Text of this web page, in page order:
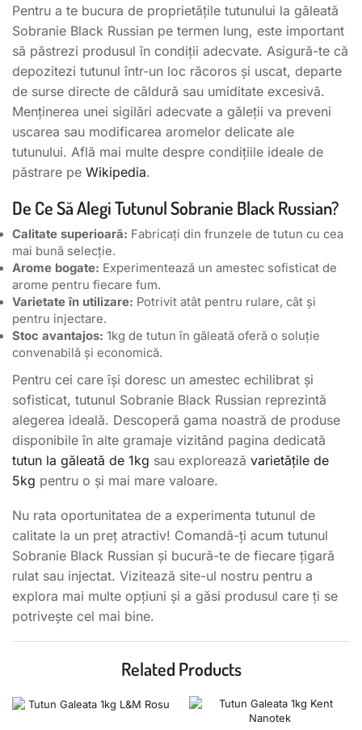
Pentru a te bucura de proprietățile tutunului la găleată
Sobranie Black Russian pe termen lung, este important
să păstrezi produsul în condiții adecvate. Asigură-te că
depozitezi tutunul într-un loc răcoros și uscat, departe
de surse directe de căldură sau umiditate excesivă.
Menținerea unei sigilări adecvate a găleții va preveni
uscarea sau modificarea aromelor delicate ale
tutunului. Află mai multe despre condițiile ideale de
păstrare pe Wikipedia.
De Ce Să Alegi Tutunul Sobranie Black Russian?
Calitate superioară: Fabricați din frunzele de tutun cu cea
mai bună selecție.
Arome bogate: Experimentează un amestec sofisticat de
arome pentru fiecare fum.
Varietate în utilizare: Potrivit atât pentru rulare, cât și
pentru injectare.
Stoc avantajos: 1kg de tutun în găleată oferă o soluție
convenabilă și economică.
Pentru cei care își doresc un amestec echilibrat și
sofisticat, tutunul Sobranie Black Russian reprezintă
alegerea ideală. Descoperă gama noastră de produse
disponibile în alte gramaje vizitând pagina dedicată
tutun la găleată de 1kg sau explorează varietățile de
5kg pentru o și mai mare valoare.
Nu rata oportunitatea de a experimenta tutunul de
calitate la un preț atractiv! Comandă-ți acum tutunul
Sobranie Black Russian și bucură-te de fiecare țigară
rulat sau injectat. Vizitează site-ul nostru pentru a
explora mai multe opțiuni și a găsi produsul care ți se
potrivește cel mai bine.
Related Products